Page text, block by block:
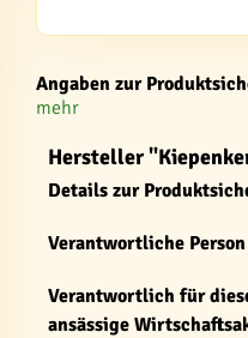
Angaben zur
mehr
Hersteller
Details zur
Verantwortliche
Verantwortlich für
ansässige